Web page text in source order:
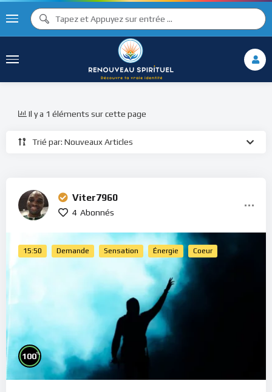
Trié par: Nouveaux Articles
Il y a 1 éléments sur cette page
Viter7960
4 Abonnés
15:50 Demande Sensation Énergie Coeur
100%